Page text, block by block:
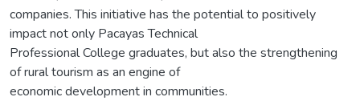
companies. This initiative has the potential to positively
impact not only Pacayas Technical
Professional College graduates, but also the strengthening
of rural tourism as an engine of
economic development in communities.